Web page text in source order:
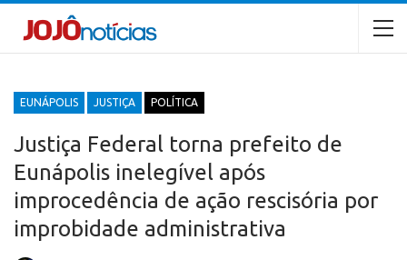
EUNÁPOLIS JUSTIÇA POLÍTICA
Justiça Federal torna prefeito de
Eunápolis inelegível após
improcedência de ação rescisória por
improbidade administrativa